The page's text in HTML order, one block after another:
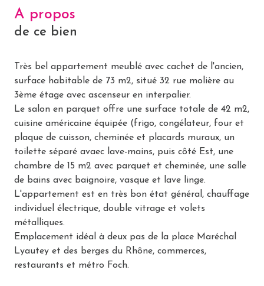
A propos
de ce bien
Très bel appartement meublé avec cachet de l'ancien,
surface habitable de 73 m2, situé 32 rue molière au
3ème étage avec ascenseur en interpalier.
Le salon en parquet offre une surface totale de 42 m2,
cuisine américaine équipée (frigo, congélateur, four et
plaque de cuisson, cheminée et placards muraux, un
toilette séparé avaec lave-mains, puis côté Est, une
chambre de 15 m2 avec parquet et cheminée, une salle
de bains avec baignoire, vasque et lave linge.
L'appartement est en très bon état général, chauffage
individuel électrique, double vitrage et volets
métalliques.
Emplacement idéal à deux pas de la place Maréchal
Lyautey et des berges du Rhône, commerces,
restaurants et métro Foch.